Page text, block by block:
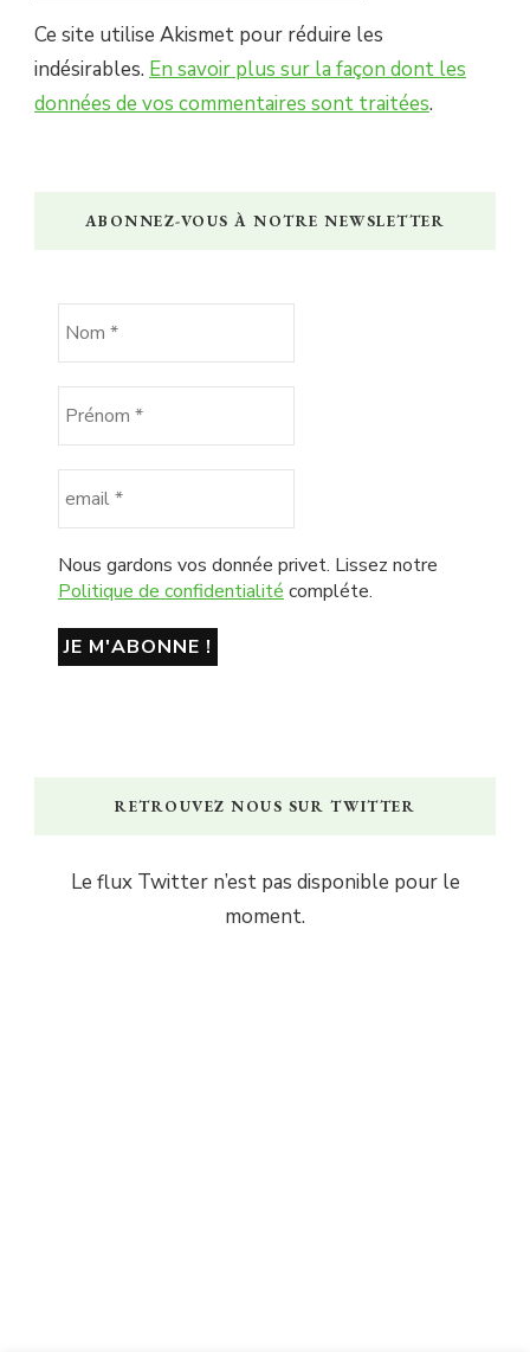
Ce site utilise Akismet pour réduire les
indésirables. En savoir plus sur la façon dont les
données de vos commentaires sont traitées.
ABONNEZ-VOUS À NOTRE NEWSLETTER
Nous gardons vos donnée privet. Lissez notre
Politique de confidentialité compléte.
RETROUVEZ NOUS SUR TWITTER
Le flux Twitter n’est pas disponible pour le
moment.